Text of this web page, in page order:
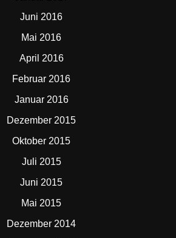
Juni 2016
Mai 2016
April 2016
Februar 2016
Januar 2016
Dezember 2015
Oktober 2015
Juli 2015
Juni 2015
Mai 2015
Dezember 2014